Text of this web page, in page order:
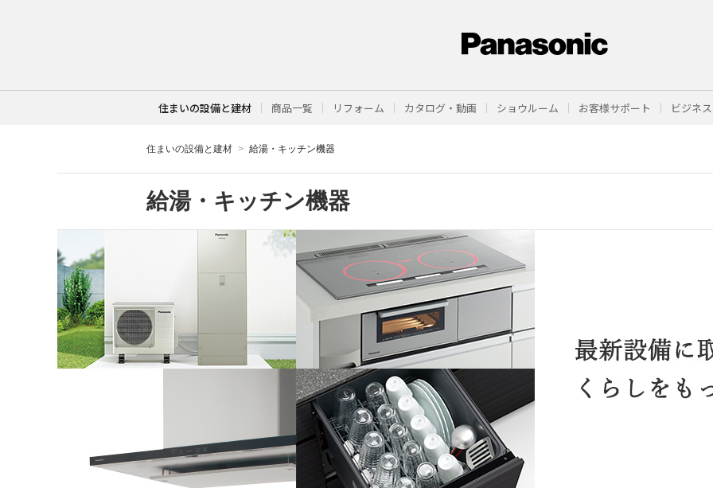
住まいの設備と建材 商品一覧 リフォーム カタログ・動画 ショウルーム お客様サポート ビジネ
住まいの設備と建材 給湯・キッチン機器
給湯・キッチン機器